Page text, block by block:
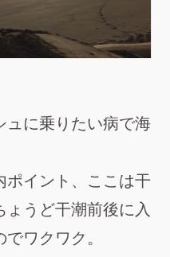
ュに乗りたい病で海
ポイント、ここは干
うど干潮前後に入
ワクワク。